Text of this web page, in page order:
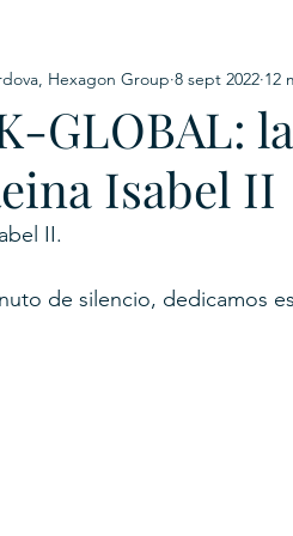
IGRP LATAM2021 URKU
GLOBAL:
Isabel II
Hexagon Group 8 sept 2022 12
II.
de silencio, dedicamos